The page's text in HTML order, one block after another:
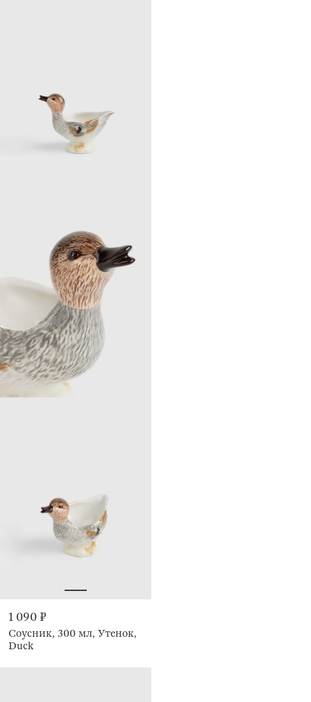
1 090 ₽
Соусник, 300 мл, Утенок,
Duck